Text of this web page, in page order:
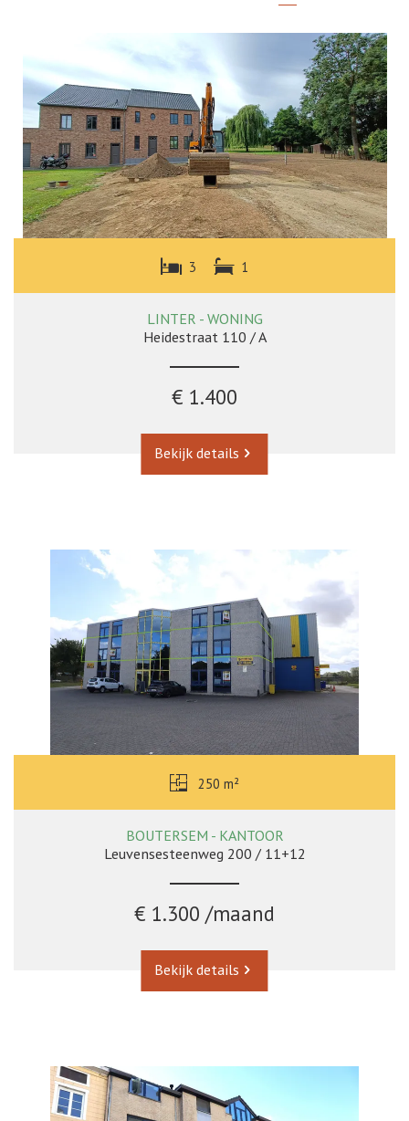
3 1
LINTER - WONING
Heidestraat 110 / A
€ 1.400
Bekijk details
250 m²
BOUTERSEM - KANTOOR
Leuvensesteenweg 200 / 11+12
€ 1.300 /maand
Bekijk details